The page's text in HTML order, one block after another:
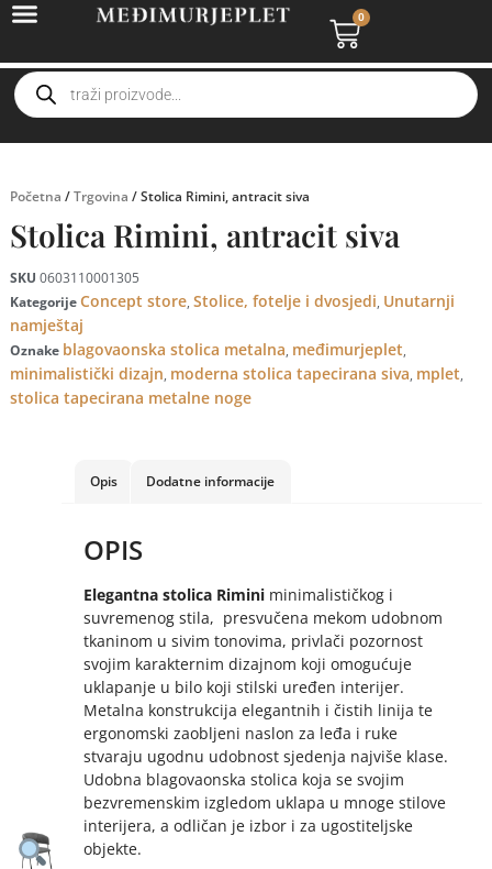
0
Početna /Trgovina / Stolica Rimini, antracit siva
Stolica Rimini, antracit siva
SKU 0603110001305
KategorijeConcept store, Stolice, fotelje i dvosjedi, Unutarnji
namještaj
Oznake blagovaonska stolica metalna, međimurjeplet,
minimalistički dizajn, moderna stolica tapecirana siva, mplet,
stolica tapecirana metalne noge
Opis Dodatne informacije
OPIS
Elegantna stolica Riminiminimalističkog i
suvremenog stila, presvučena mekom udobnom
tkaninom u sivim tonovima, privlači pozornost
svojim karakternim dizajnom koji omogućuje
uklapanje u bilo koji stilski uređen interijer.
Metalna konstrukcija elegantnih i čistih linija te
ergonomski zaobljeni naslon za leđa i ruke
stvaraju ugodnu udobnost sjedenja najviše klase.
Udobna blagovaonska stolica koja se svojim
bezvremenskim izgledom uklapa u mnoge stilove
interijera, a odličan je izbor i za ugostiteljske
objekte.